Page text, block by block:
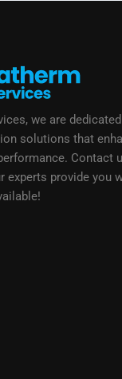
we are
solutions that
Contact
experts provide you